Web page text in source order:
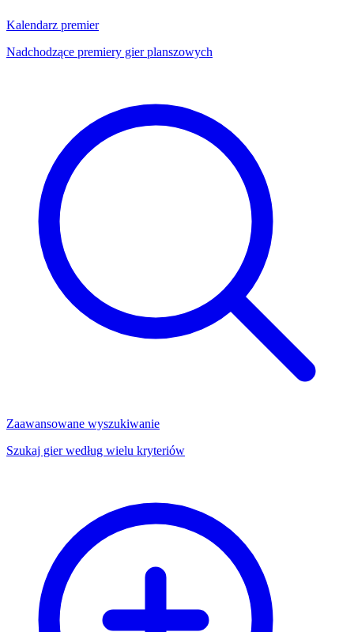
Kalendarz premier
Nadchodzące premiery gier planszowych
Zaawansowane wyszukiwanie
Szukaj gier według wielu kryteriów